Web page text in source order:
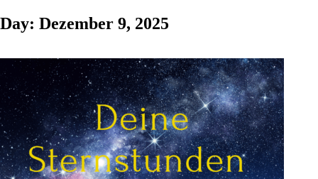
Day: Dezember 9, 2025